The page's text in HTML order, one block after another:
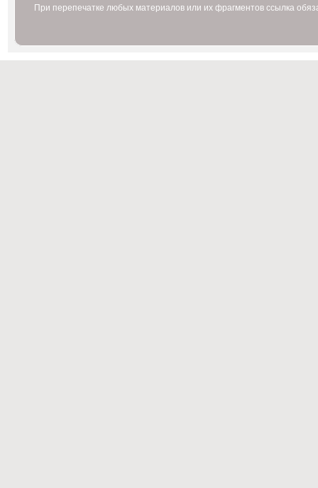
При перепечатке любых материалов или их фрагментов ссылка